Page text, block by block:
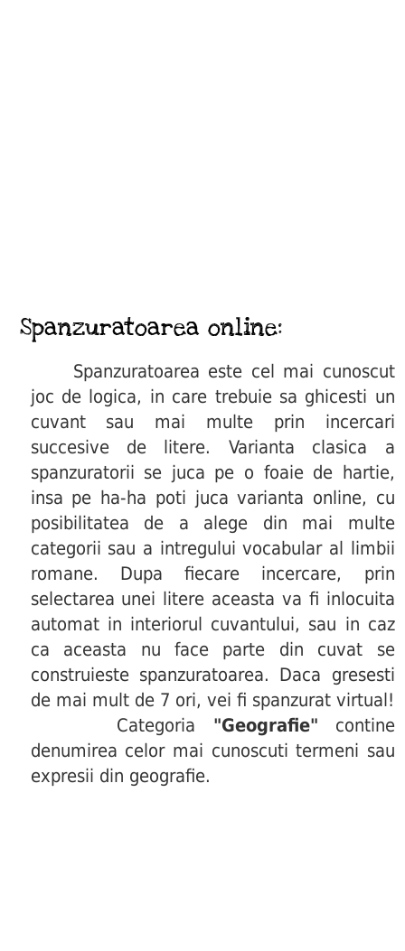
Spanzuratoarea online:
Spanzuratoarea este cel mai cunoscut
joc de logica, in care trebuie sa ghicesti un
cuvant sau mai multe prin incercari
succesive de litere. Varianta clasica a
spanzuratorii se juca pe o foaie de hartie,
insa pe ha-ha poti juca varianta online, cu
posibilitatea de a alege din mai multe
categorii sau a intregului vocabular al limbii
romane. Dupa fiecare incercare, prin
selectarea unei litere aceasta va fi inlocuita
automat in interiorul cuvantului, sau in caz
ca aceasta nu face parte din cuvat se
construieste spanzuratoarea. Daca gresesti
de mai mult de 7 ori, vei fi spanzurat virtual!
Categoria "Geografie" contine
denumirea celor mai cunoscuti termeni sau
expresii din geografie.